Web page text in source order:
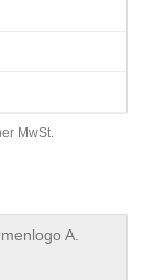
MwSt.
A.